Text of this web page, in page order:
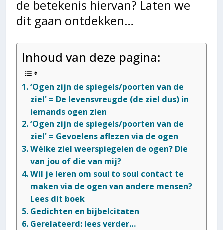
de betekenis hiervan? Laten we
dit gaan ontdekken…
Inhoud van deze pagina:
‘Ogen zijn de spiegels/poorten van de
ziel' = De levensvreugde (de ziel dus) in
iemands ogen zien
‘Ogen zijn de spiegels/poorten van de
ziel' = Gevoelens aflezen via de ogen
Wélke ziel weerspiegelen de ogen? Die
van jou of die van mij?
Wil je leren om soul to soul contact te
maken via de ogen van andere mensen?
Lees dit boek
Gedichten en bijbelcitaten
Gerelateerd: lees verder…